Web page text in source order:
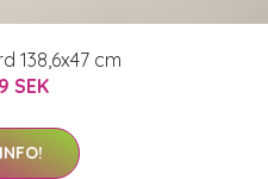
138,6x47 cm
SEK